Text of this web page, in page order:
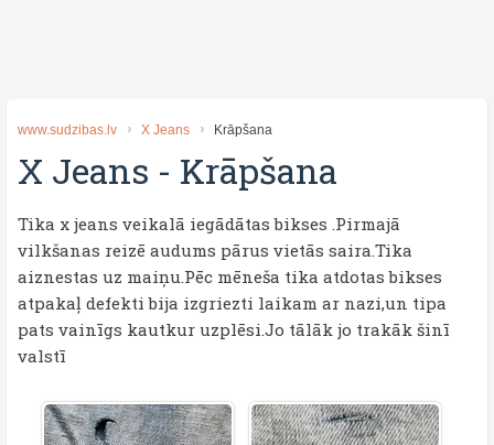
www.sudzibas.lv X Jeans Krāpšana
X Jeans - Krāpšana
Tika x jeans veikalā iegādātas bikses .Pirmajā
vilkšanas reizē audums pārus vietās saira.Tika
aiznestas uz maiņu.Pēc mēneša tika atdotas bikses
atpakaļ defekti bija izgriezti laikam ar nazi,un tipa
pats vainīgs kautkur uzplēsi.Jo tālāk jo trakāk šinī
valstī